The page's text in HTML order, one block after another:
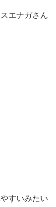
エナガさん
すいみたい